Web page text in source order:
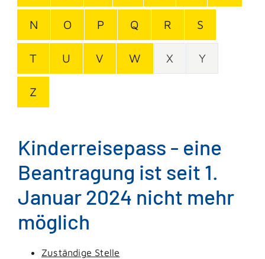
N O P Q R S
T U V W X Y
Z
Kinderreisepass - eine
Beantragung ist seit 1.
Januar 2024 nicht mehr
möglich
Zuständige Stelle